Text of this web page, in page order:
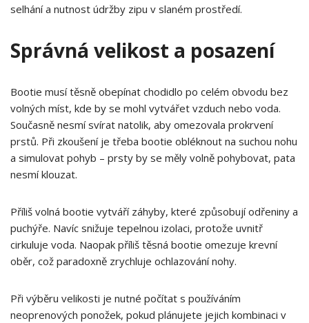
selhání a nutnost údržby zipu v slaném prostředí.
Správná velikost a posazení
Bootie musí těsně obepínat chodidlo po celém obvodu bez
volných míst, kde by se mohl vytvářet vzduch nebo voda.
Současně nesmí svírat natolik, aby omezovala prokrvení
prstů. Při zkoušení je třeba bootie obléknout na suchou nohu
a simulovat pohyb – prsty by se měly volně pohybovat, pata
nesmí klouzat.
Příliš volná bootie vytváří záhyby, které způsobují odřeniny a
puchýře. Navíc snižuje tepelnou izolaci, protože uvnitř
cirkuluje voda. Naopak příliš těsná bootie omezuje krevní
oběr, což paradoxně zrychluje ochlazování nohy.
Při výběru velikosti je nutné počítat s používáním
neoprenových ponožek, pokud plánujete jejich kombinaci v